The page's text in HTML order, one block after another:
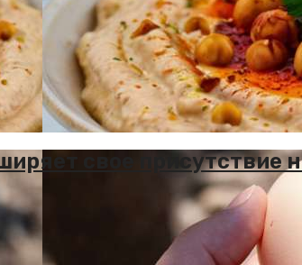
свое присутствие